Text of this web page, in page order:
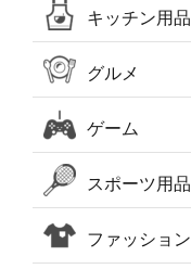
キッチン用品
グルメ
ゲーム
スポーツ用品
ファッション